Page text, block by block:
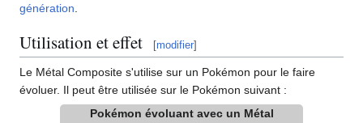
génération
Utilisation et effet [modifier]
Le Métal Composite s'utilise sur un Pokémon pour le faire
évoluer. Il peut être utilisée sur le Pokémon suivant :
Pokémon évoluant avec un Métal